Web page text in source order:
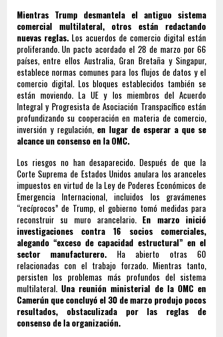
Mientras Trump desmantela el antiguo sistema
comercial multilateral, otros están redactando
nuevas reglas.Los acuerdos de comercio digital están
proliferando. Un pacto acordado el 28 de marzo por 66
países, entre ellos Australia, Gran Bretaña y Singapur,
establece normas comunes para los flujos de datos y el
comercio digital. Los bloques establecidos también se
están moviendo. La UE y los miembros del Acuerdo
Integral y Progresista de Asociación Transpacífico están
profundizando su cooperación en materia de comercio,
inversión y regulación, en lugar de esperar a que se
alcance un consenso en la OMC.
Los riesgos no han desaparecido. Después de que la
Corte Suprema de Estados Unidos anulara los aranceles
impuestos en virtud de la Ley de Poderes Económicos de
Emergencia Internacional, incluidos los gravámenes
“recíprocos” de Trump, el gobierno tomó medidas para
reconstruir su muro arancelario. En marzo inició
investigaciones contra 16 socios comerciales,
alegando “exceso de capacidad estructural” en el
sector manufacturero. Ha abierto otras 60
relacionadas con el trabajo forzado. Mientras tanto,
persisten los problemas más profundos del sistema
multilateral. Una reunión ministerial de la OMC en
Camerún que concluyó el 30 de marzo produjo pocos
resultados, obstaculizada por las reglas de
consenso de la organización.